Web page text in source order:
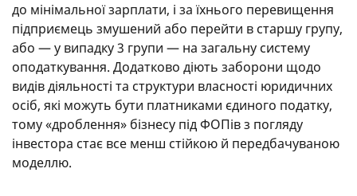
до мінімальної зарплати, і за їхнього перевищення
підприємець змушений або перейти в старшу групу,
або — у випадку 3 групи — на загальну систему
оподаткування. Додатково діють заборони щодо
видів діяльності та структури власності юридичних
осіб, які можуть бути платниками єдиного податку,
тому «дроблення» бізнесу під ФОПів з погляду
інвестора стає все менш стійкою й передбачуваною
моделлю.